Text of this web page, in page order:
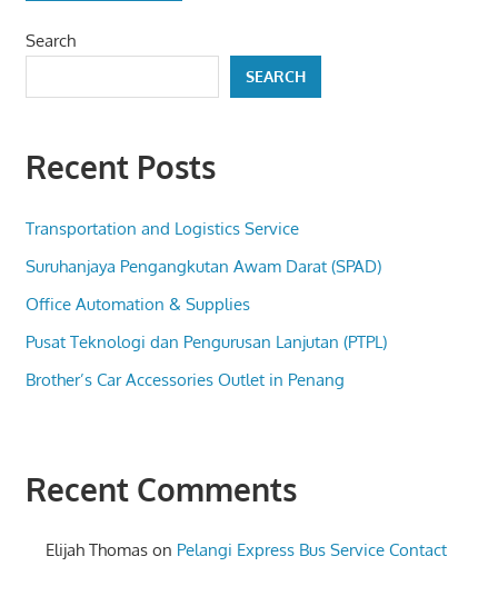
Search
SEARCH
Recent Posts
Transportation and Logistics Service
Suruhanjaya Pengangkutan Awam Darat (SPAD)
Office Automation & Supplies
Pusat Teknologi dan Pengurusan Lanjutan (PTPL)
Brother’s Car Accessories Outlet in Penang
Recent Comments
Elijah Thomas on Pelangi Express Bus Service Contact